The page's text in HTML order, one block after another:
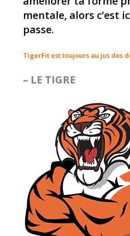
mentale, alors c’est
passe.
TigerFit est toujours au jus des
– LE TIGRE